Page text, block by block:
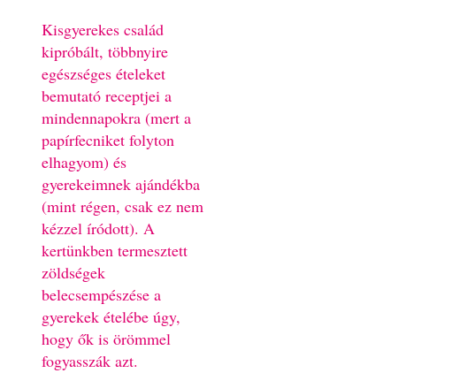
Kisgyerekes család
kipróbált, többnyire
egészséges ételeket
bemutató receptjei a
mindennapokra (mert a
papírfecniket folyton
elhagyom) és
gyerekeimnek ajándékba
(mint régen, csak ez nem
kézzel íródott). A
kertünkben termesztett
zöldségek
belecsempészése a
gyerekek ételébe úgy,
hogy ők is örömmel
fogyasszák azt.